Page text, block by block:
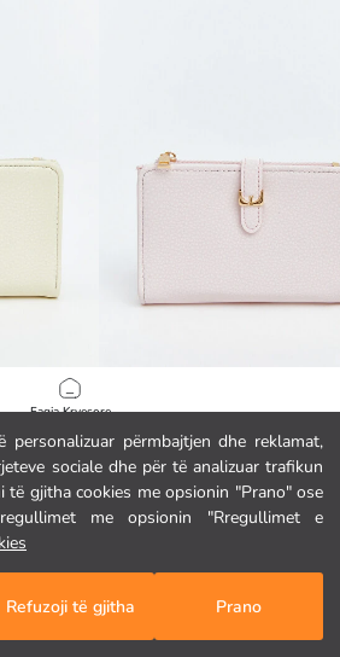
personalizuar përmbajtjen dhe reklamat,
sociale dhe për të analizuar trafikun
të gjitha cookies me opsionin "Prano" ose
me opsionin "Rregullimet e
Refuzoji të gjitha Prano
Faqja Kryesore
Kategoritë
Shporta Ime
Portofol gamshe për gra
8.95 EUR